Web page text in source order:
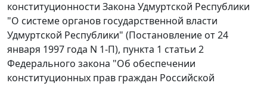
конституционности Закона Удмуртской Республики
"О системе органов государственной власти
Удмуртской Республики" (Постановление от 24
января 1997 года N 1-П), пункта 1 статьи 2
Федерального закона "Об обеспечении
конституционных прав граждан Российской